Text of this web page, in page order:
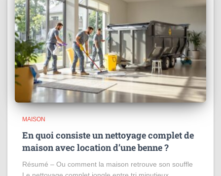
MAISON
En quoi consiste un nettoyage complet de
maison avec location d’une benne ?
Résumé – Ou comment la maison retrouve son souffle